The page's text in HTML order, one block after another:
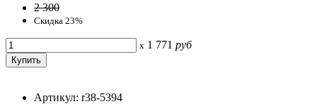
2 300
Скидка 23%
x 1 771 руб
Артикул: r38-5394